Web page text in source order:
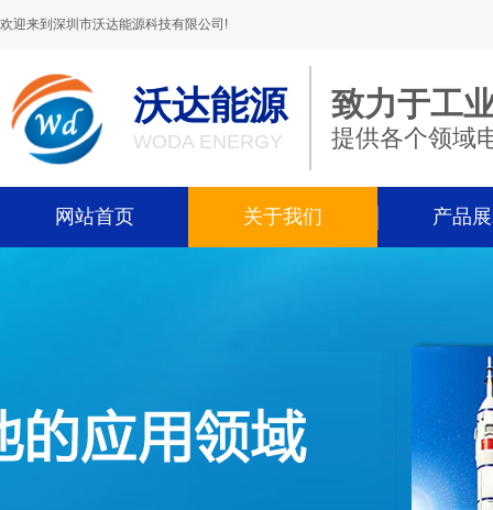
欢迎来到深圳市沃达能源科技有限公司!
沃达能源
WODA ENERGY
致力于工
提供各个领域
网站首页 关于我们 产品